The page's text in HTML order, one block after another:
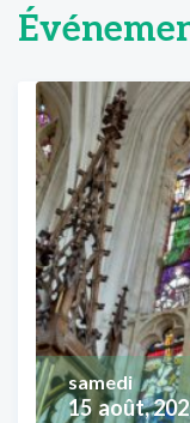
15 août,
samedi